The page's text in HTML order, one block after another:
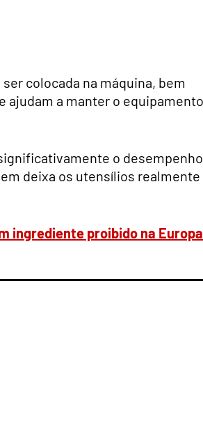
colocada na máquina, bem
ajudam a manter o equipamento
o desempenho
deixa os utensílios realmente
ingrediente proibido na Europa